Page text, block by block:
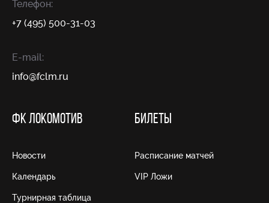
Телефон:
+7 (495) 500-31-03
E-mail:
info@fсlm.ru
ФК ЛОКОМОТИВ
Новости
Календарь
Турнирная таблица
БИЛЕТЫ
Расписание матчей
VIP Ложи